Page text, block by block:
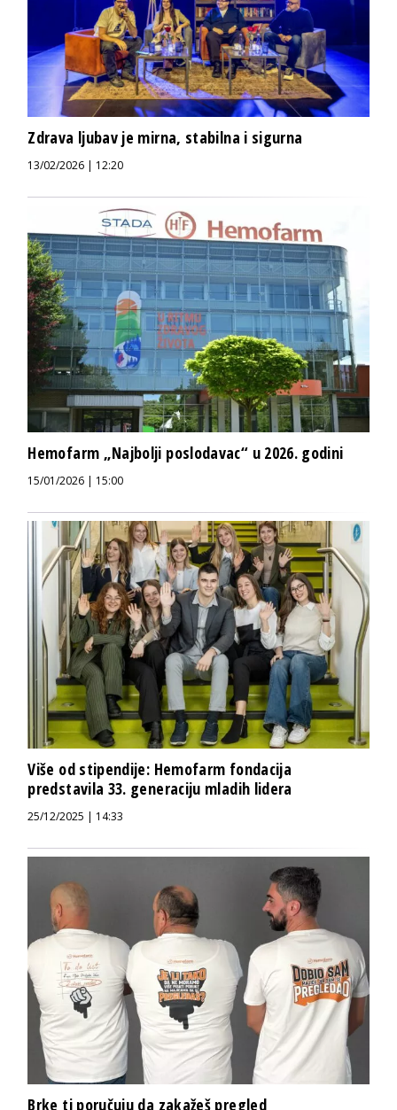
Zdrava ljubav je mirna, stabilna i sigurna
13/02/2026 | 12:20
Hemofarm „Najbolji poslodavac“ u 2026. godini
15/01/2026 | 15:00
Više od stipendije: Hemofarm fondacija
predstavila 33. generaciju mladih lidera
25/12/2025 | 14:33
Brke ti poručuju da zakažeš pregled